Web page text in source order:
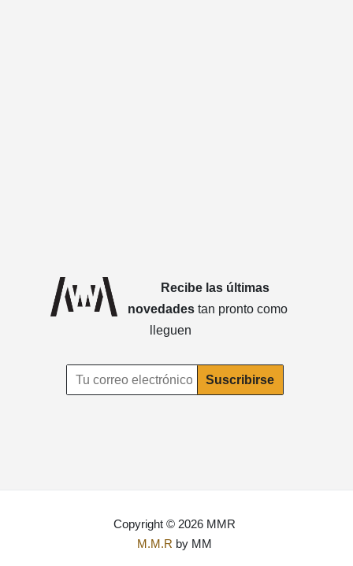
Recibe las últimas
novedades tan pronto como
lleguen
Copyright © 2026 MMR
M.M.R by MM